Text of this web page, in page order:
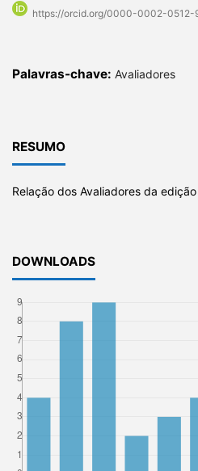
https://orcid.org/0000-0002-0512-
Palavras-chave: Avaliadores
RESUMO
Relação dos Avaliadores da
DOWNLOADS